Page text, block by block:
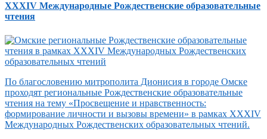
XXXIV Международные Рождественские образовательные
чтения
По благословению митрополита Дионисия в городе Омске
проходят региональные Рождественские образовательные
чтения на тему «Просвещение и нравственность:
формирование личности и вызовы времени» в рамках XXXIV
Международных Рождественских образовательных чтений.